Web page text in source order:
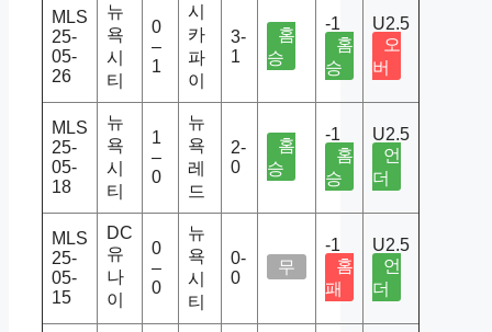
MLS
25-
05-
26
뉴
욕
시
티
0
–
1
시
카
파
이
3-
1
홈
승
-1
홈
승
U2.5
오
버
MLS
25-
05-
18
뉴
욕
시
티
1
–
0
뉴
욕
레
드
2-
0
홈
승
-1
홈
승
U2.5
언
더
MLS
25-
05-
15
DC
유
나
이
0
–
0
뉴
욕
시
티
0-
0
무
-1
홈
패
U2.5
언
더